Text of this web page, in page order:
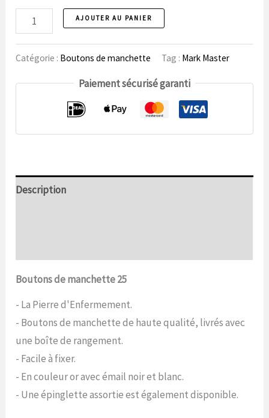
Boutons
de
manchette
AJOUTER AU PANIER
Catégorie : Boutons de manchette Tag : Mark Master
Paiement sécurisé garanti
Description
Boutons de manchette 25
- La Pierre d'Enfermement.
- Boutons de manchette de haute qualité, livrés avec
une boîte de rangement.
- Facile à fixer.
- En couleur or avec émail noir et blanc.
- Une épinglette assortie est également disponible.